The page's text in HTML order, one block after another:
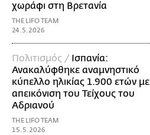
χωράφι στη Βρετανία
THE LIFO TEAM
24.5.2026
Πολιτισμός / Ισπανία:
Ανακαλύφθηκε αναμνηστικό
κύπελλο ηλικίας 1.900 ετών με
απεικόνιση του Τείχους του
Αδριανού
THE LIFO TEAM
15.5.2026